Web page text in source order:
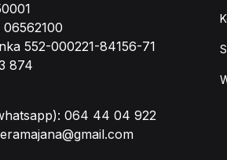
06562100
552-000221-84156-71
874
064 44 04 922